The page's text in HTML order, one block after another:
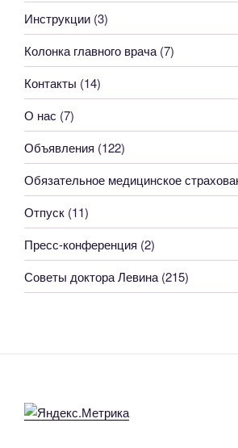
Инструкции (3)
Колонка главного врача (7)
Контакты (14)
О нас (7)
Объявления (122)
Обязательное медицинское
Отпуск (11)
Пресс-конференция (2)
Советы доктора Левина (215)